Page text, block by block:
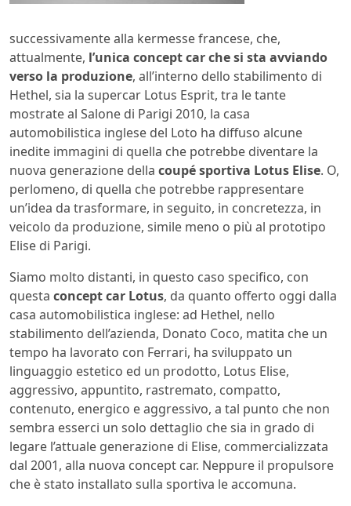
successivamente alla kermesse francese, che,
attualmente, l’unica concept car che si sta avviando
verso la produzione, all’interno dello stabilimento di
Hethel, sia la supercar Lotus Esprit, tra le tante
mostrate al Salone di Parigi 2010, la casa
automobilistica inglese del Loto ha diffuso alcune
inedite immagini di quella che potrebbe diventare la
nuova generazione della coupé sportiva Lotus Elise. O,
perlomeno, di quella che potrebbe rappresentare
un’idea da trasformare, in seguito, in concretezza, in
veicolo da produzione, simile meno o più al prototipo
Elise di Parigi.
Siamo molto distanti, in questo caso specifico, con
questa concept car Lotus, da quanto offerto oggi dalla
casa automobilistica inglese: ad Hethel, nello
stabilimento dell’azienda, Donato Coco, matita che un
tempo ha lavorato con Ferrari, ha sviluppato un
linguaggio estetico ed un prodotto, Lotus Elise,
aggressivo, appuntito, rastremato, compatto,
contenuto, energico e aggressivo, a tal punto che non
sembra esserci un solo dettaglio che sia in grado di
legare l’attuale generazione di Elise, commercializzata
dal 2001, alla nuova concept car. Neppure il propulsore
che è stato installato sulla sportiva le accomuna.